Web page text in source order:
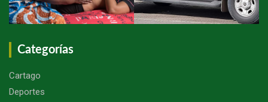
Categorías
Cartago
Deportes